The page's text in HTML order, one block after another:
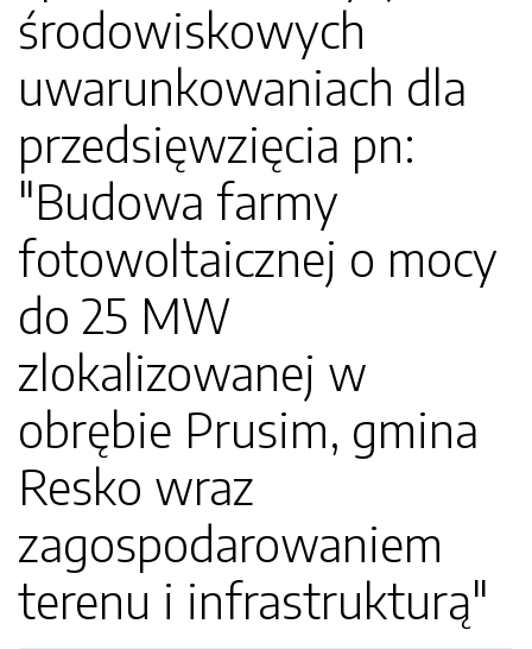
środowiskowych
uwarunkowaniach dla
przedsięwzięcia pn:
"Budowa farmy
fotowoltaicznej o mocy
do 25 MW
zlokalizowanej w
obrębie Prusim, gmina
Resko wraz
zagospodarowaniem
terenu i infrastrukturą"